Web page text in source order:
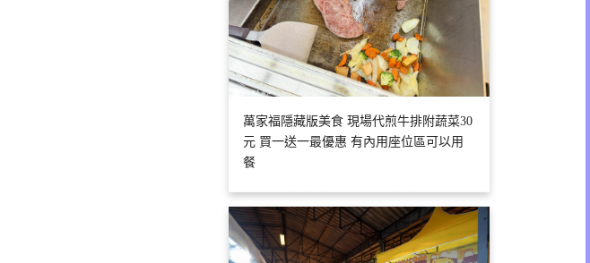
萬家福隱藏版美食 現場代煎牛排附蔬菜30
元 買一送一最優惠 有內用座位區可以用
餐